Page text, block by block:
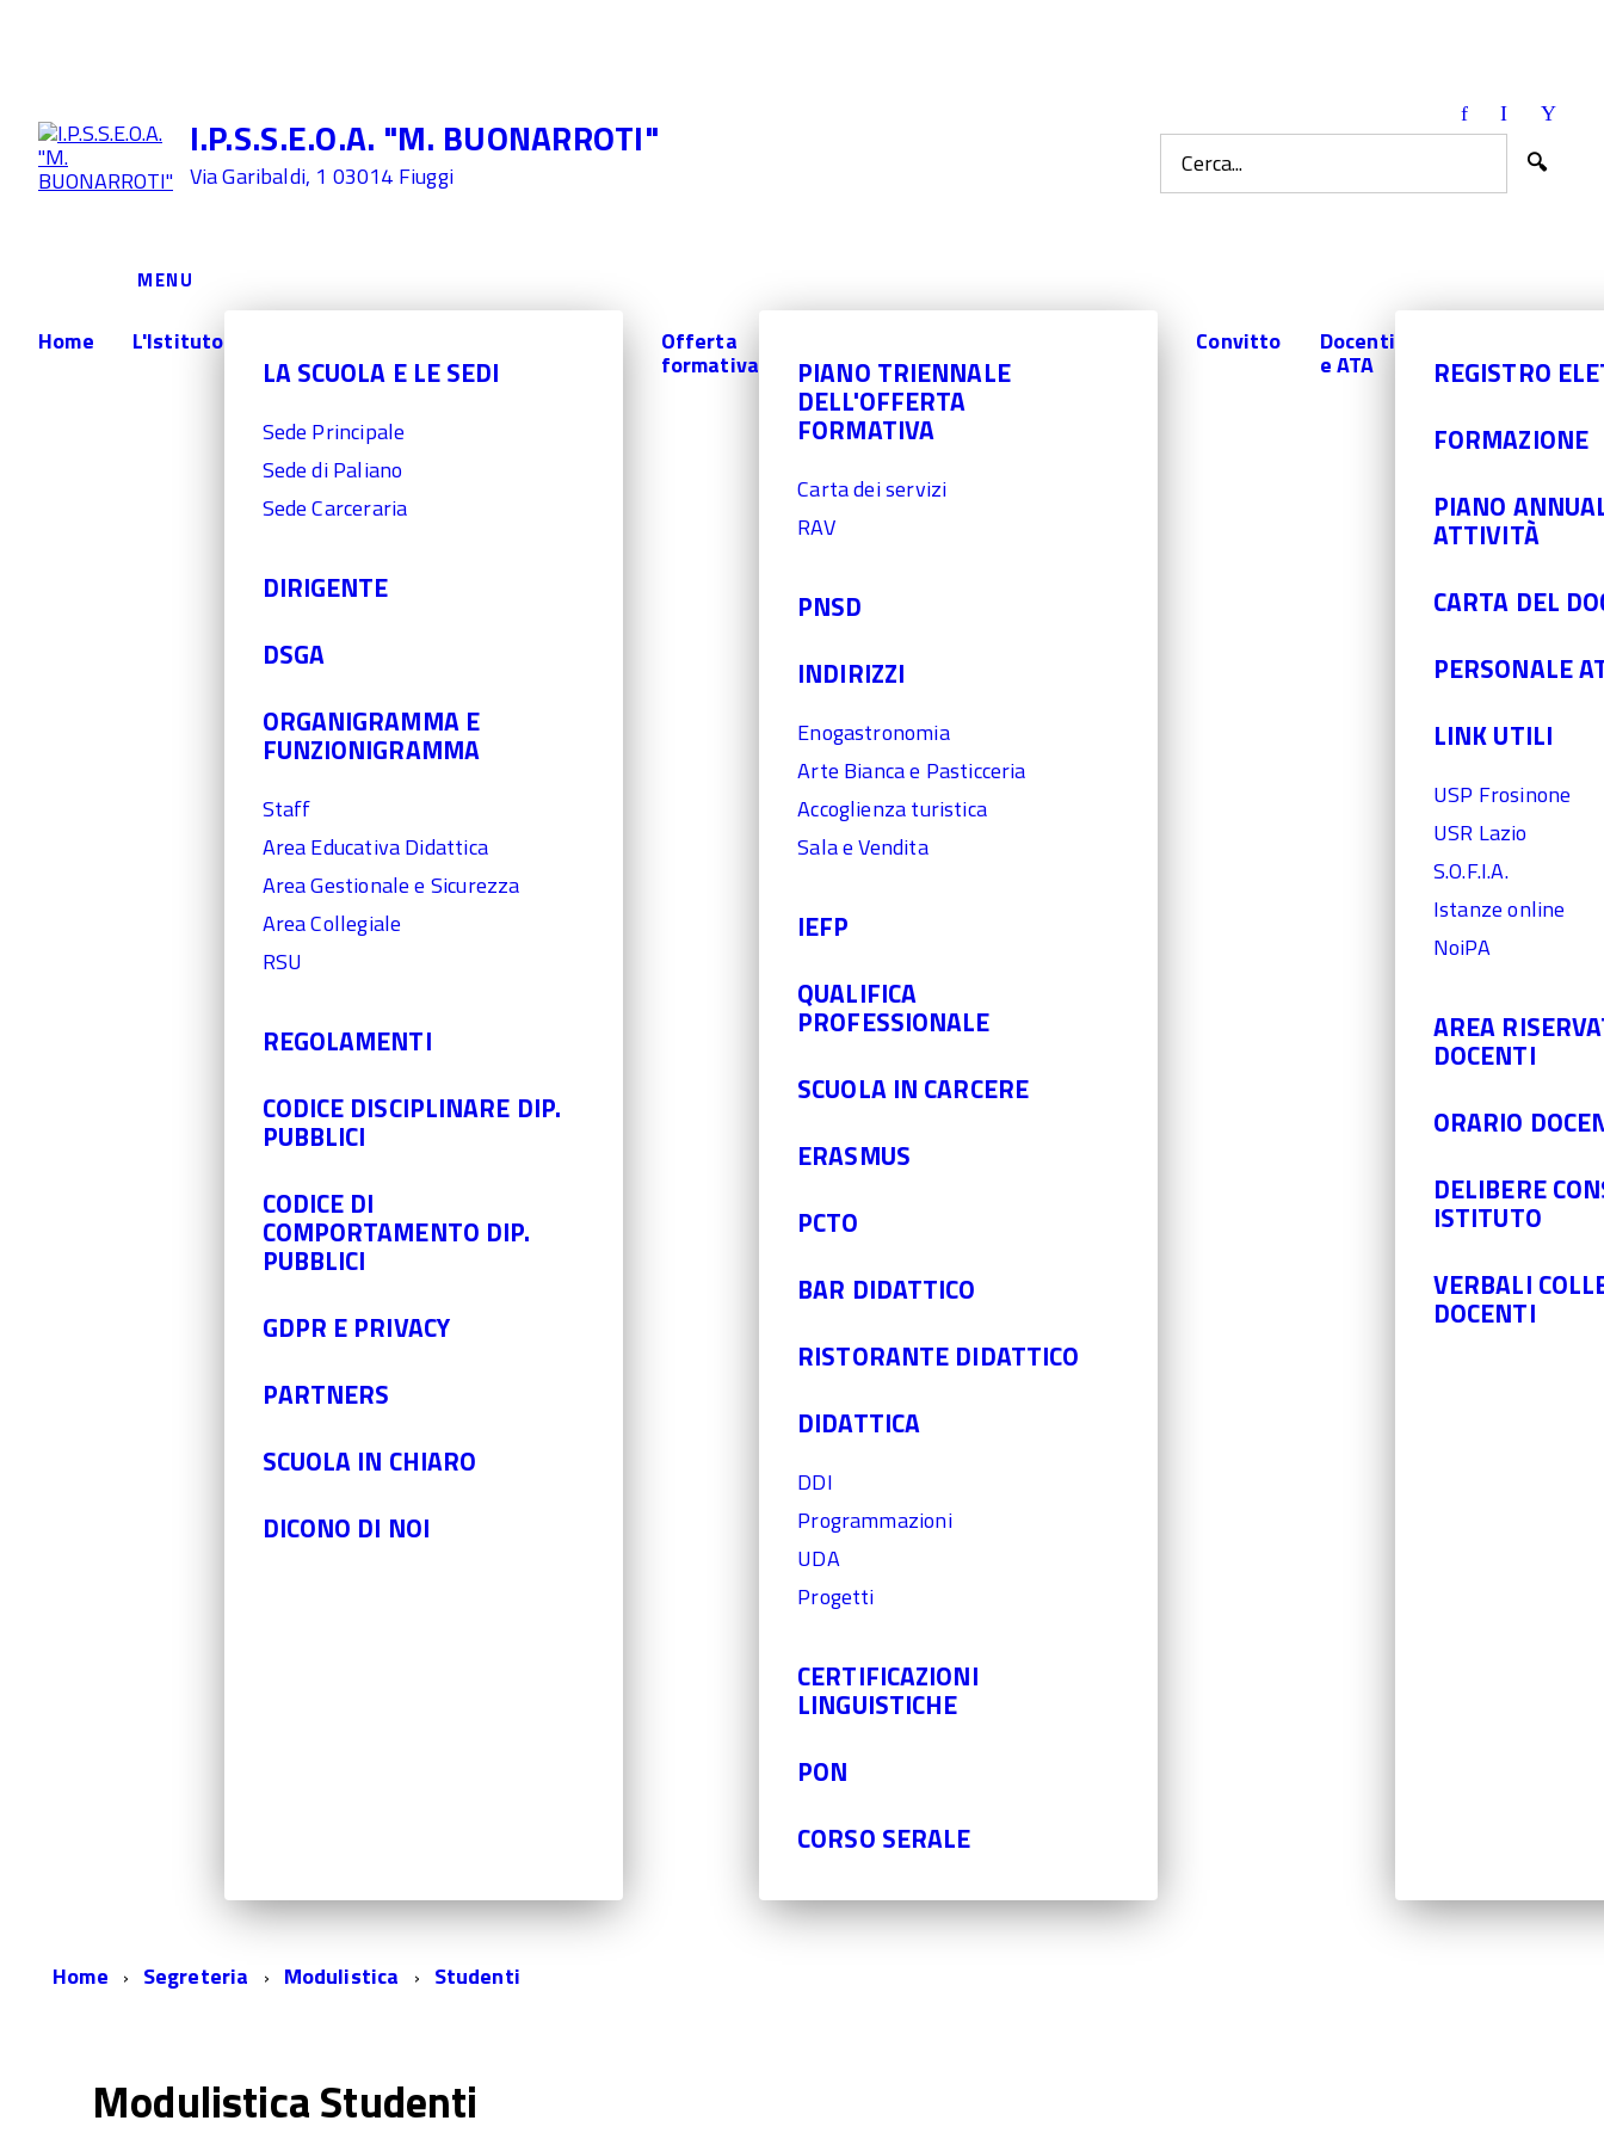
I.P.S.S.E.O.A. "M. BUONARROTI"
Via Garibaldi, 1 03014 Fiuggi
Facebook
Cerca...
MENU
Home L'Istituto
LA SCUOLA E LE SEDI
Sede Principale
Sede di Paliano
Sede Carceraria
DIRIGENTE
DSGA
ORGANIGRAMMA E
FUNZIONIGRAMMA
Staff
Area Educativa Didattica
Area Gestionale e Sicurezza
Area Collegiale
RSU
REGOLAMENTI
CODICE DISCIPLINARE DIP.
PUBBLICI
CODICE DI
COMPORTAMENTO DIP.
PUBBLICI
GDPR E PRIVACY
PARTNERS
SCUOLA IN CHIARO
DICONO DI NOI
Offerta
formativa PIANO TRIENNALE
DELL'OFFERTA
FORMATIVA
Carta dei servizi
RAV
PNSD
INDIRIZZI
Enogastronomia
Arte Bianca e Pasticceria
Accoglienza turistica
Sala e Vendita
IEFP
QUALIFICA
PROFESSIONALE
SCUOLA IN CARCERE
ERASMUS
PCTO
BAR DIDATTICO
RISTORANTE DIDATTICO
DIDATTICA
DDI
Programmazioni
UDA
Progetti
CERTIFICAZIONI
LINGUISTICHE
PON
CORSO SERALE
Convitto Docenti
e ATA
REGISTRO
FORMAZIONE
PIANO
ATTIVITÀ
CARTA DEL
PERSONALE
LINK UTILI
USP Frosinone
USR Lazio
S.O.F.I.A.
Istanze online
NoiPA
AREA
DOCENTI
ORARIO
DELIBERE
ISTITUTO
VERBALI
DOCENTI
Home Segreteria Modulistica Studenti
Modulistica Studenti